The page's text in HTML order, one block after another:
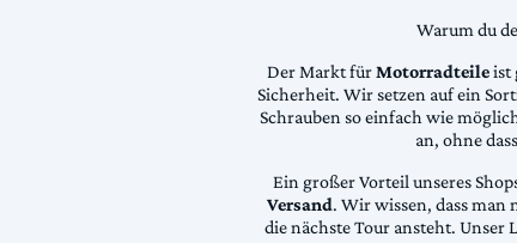
Warum du
Der Markt fürMotorradteileist
Sicherheit. Wir setzen auf ein
Schrauben so einfach wie
an, ohne
Ein großer Vorteil unseres
Versand. Wir wissen, dass man
die nächste Tour ansteht. Unser